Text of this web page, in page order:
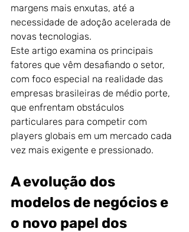
margens mais enxutas, até a
necessidade de adoção acelerada de
novas tecnologias.
Este artigo examina os principais
fatores que vêm desafiando o setor,
com foco especial na realidade das
empresas brasileiras de médio porte,
que enfrentam obstáculos
particulares para competir com
players globais em um mercado cada
vez mais exigente e pressionado.
A evolução dos
modelos de negócios e
o novo papel dos